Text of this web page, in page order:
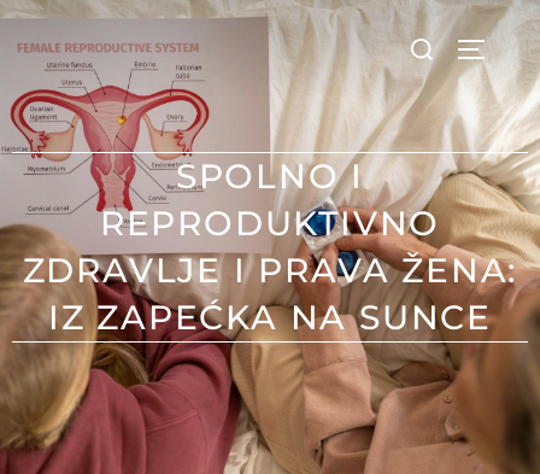
SPOLNO I
REPRODUKTIVNO
ZDRAVLJE I PRAVA ŽENA:
IZ ZAPEĆKA NA SUNCE